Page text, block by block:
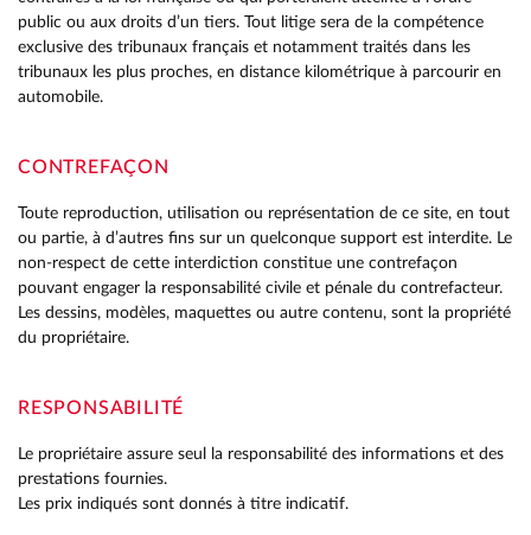
public ou aux droits d’un tiers. Tout litige sera de la compétence
exclusive des tribunaux français et notamment traités dans les
tribunaux les plus proches, en distance kilométrique à parcourir en
automobile.
CONTREFAÇON
Toute reproduction, utilisation ou représentation de ce site, en tout
ou partie, à d’autres fins sur un quelconque support est interdite. Le
non-respect de cette interdiction constitue une contrefaçon
pouvant engager la responsabilité civile et pénale du contrefacteur.
Les dessins, modèles, maquettes ou autre contenu, sont la propriété
du propriétaire.
RESPONSABILITÉ
Le propriétaire assure seul la responsabilité des informations et des
prestations fournies.
Les prix indiqués sont donnés à titre indicatif.